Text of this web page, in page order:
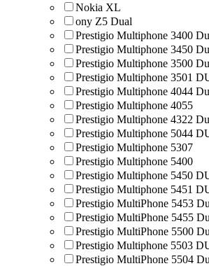
Nokia XL
ony Z5 Dual
Prestigio Multiphone 3400
Prestigio Multiphone 3450
Prestigio Multiphone 3500
Prestigio Multiphone 3501
Prestigio Multiphone 4044
Prestigio Multiphone 4055
Prestigio Multiphone 4322
Prestigio Multiphone 5044
Prestigio Multiphone 5307
Prestigio Multiphone 5400
Prestigio Multiphone 5450
Prestigio Multiphone 5451
Prestigio MultiPhone 5453
Prestigio MultiPhone 5455
Prestigio MultiPhone 5500
Prestigio Multiphone 5503
Prestigio MultiPhone 5504